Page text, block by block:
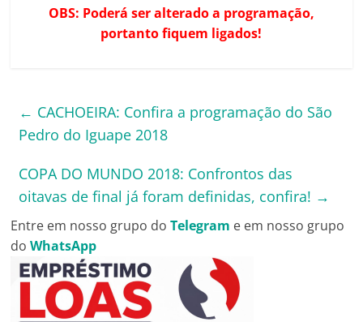
OBS: Poderá ser alterado a programação,
portanto fiquem ligados!
← CACHOEIRA: Confira a programação do São
Pedro do Iguape 2018
COPA DO MUNDO 2018: Confrontos das
oitavas de final já foram definidas, confira! →
Entre em nosso grupo doTelegram e em nosso grupo
doWhatsApp